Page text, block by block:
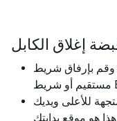
إغلاق الكابل
وقم بإرفاق شريط
للأعلى ويديك